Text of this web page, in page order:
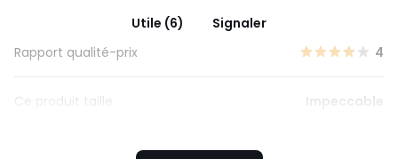
Utile (6)
Signaler
Rapport qualité-prix
4
Ce produit taille Impeccable